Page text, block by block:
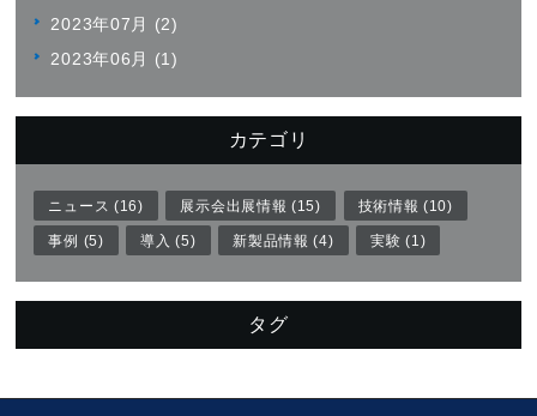
2023年07月 (2)
2023年06月 (1)
カテゴリ
ニュース (16) 展示会出展情報 (15) 技術情報 (10)
事例 (5) 導入 (5) 新製品情報 (4) 実験 (1)
タグ